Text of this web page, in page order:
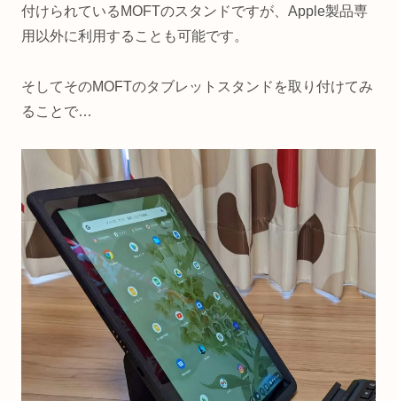
付けられているMOFTのスタンドですが、Apple製品専
用以外に利用することも可能です。
そしてそのMOFTのタブレットスタンドを取り付けてみ
ることで…